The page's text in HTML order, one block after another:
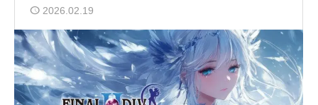
2026.02.19